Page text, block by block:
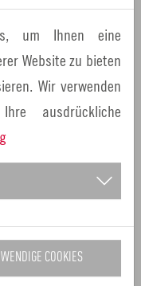
mit ihrer
Musikleben in
um Ihnen eine
Website zu bieten
Wir verwenden
ausdrückliche
COOKIES